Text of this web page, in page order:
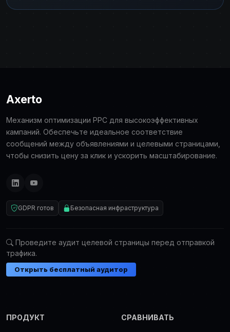
Axerto
Механизм оптимизации PPC для высокоэффективных
кампаний. Обеспечьте идеальное соответствие
сообщений между объявлениями и целевыми страницами,
чтобы снизить цену за клик и ускорить масштабирование.
GDPR готов Безопасная инфраструктура
Проведите аудит целевой страницы перед отправкой
трафика.
Открыть бесплатный аудитор
ПРОДУКТ СРАВНИВАТЬ